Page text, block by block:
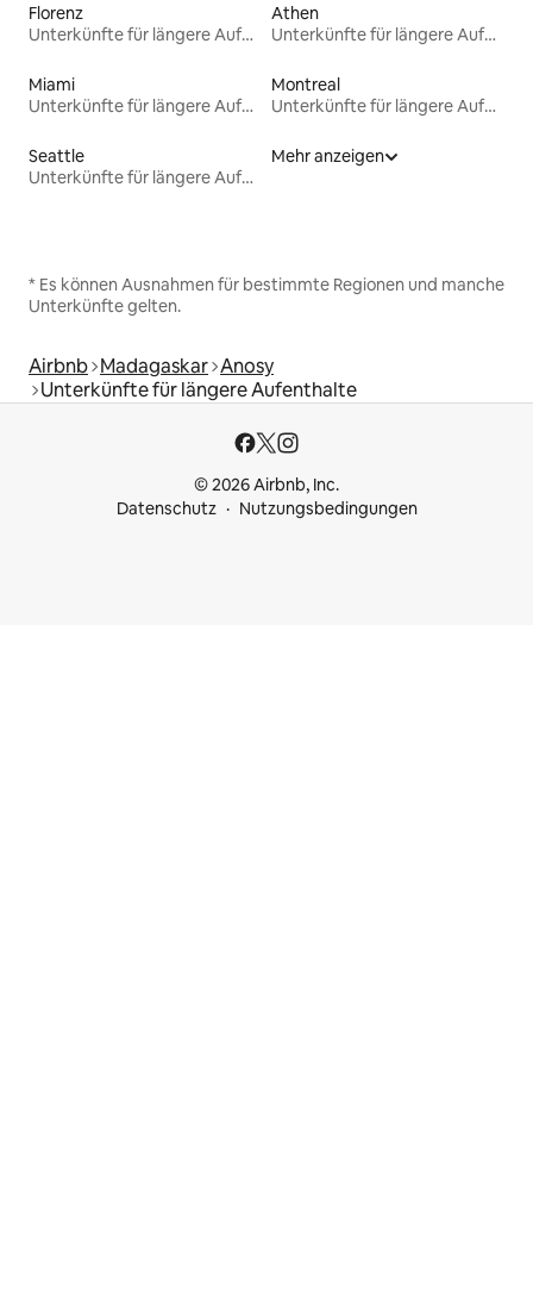
Florenz
Unterkünfte für längere Aufenthalte
Athen
Unterkünfte für längere Aufenthalte
Miami
Unterkünfte für längere Aufenthalte
Montreal
Unterkünfte für längere Aufenthalte
Seattle
Unterkünfte für längere Aufenthalte
Mehr anzeigen
* Es können Ausnahmen für bestimmte Regionen und manche
Unterkünfte gelten.
Airbnb Madagaskar Anosy
Unterkünfte für längere Aufenthalte
© 2026 Airbnb, Inc.
Datenschutz
Nutzungsbedingungen